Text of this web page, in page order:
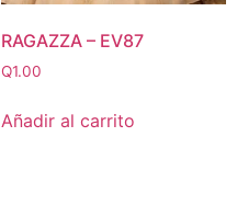
RAGAZZA – EV87
Q1.00
Añadir al carrito